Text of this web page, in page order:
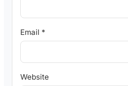
Email *
Website